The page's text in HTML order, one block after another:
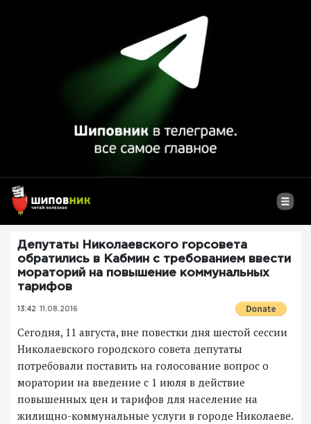
Депутаты Николаевского горсовета
обратились в Кабмин с требованием ввести
мораторий на повышение коммунальных
тарифов
13:42 11.08.2016
Сегодня, 11 августа, вне повестки дня шестой сессии
Николаевского городского совета депутаты
потребовали поставить на голосование вопрос о
моратории на введение с 1 июля в действие
повышенных цен и тарифов для население на
жилищно-коммунальные услуги в городе Николаеве.